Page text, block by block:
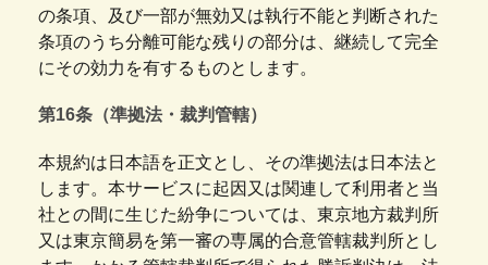
の条項、及び一部が無効又は執行不能と判断された
条項のうち分離可能な残りの部分は、継続して完全
にその効力を有するものとします。
第16条（準拠法・裁判管轄）
本規約は日本語を正文とし、その準拠法は日本法と
します。本サービスに起因又は関連して利用者と当
社との間に生じた紛争については、東京地方裁判所
又は東京簡易を第一審の専属的合意管轄裁判所とし